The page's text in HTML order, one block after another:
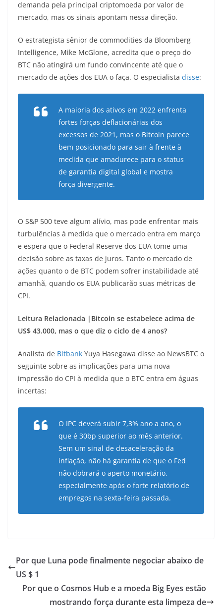
demanda pela principal criptomoeda por valor de
mercado, mas os sinais apontam nessa direção.
O estrategista sênior de commodities da Bloomberg
Intelligence, Mike McGlone, acredita que o preço do
BTC não atingirá um fundo convincente até que o
mercado de ações dos EUA o faça. O especialista disse:
A maioria dos ativos em 2022 enfrenta
fortes forças deflacionárias dos
excessos de 2021, mas o Bitcoin parece
bem posicionado para sair à frente à
medida que amadurece para o status
de garantia digital global e mostra
força divergente.
O S&P 500 teve algum alívio, mas pode enfrentar mais
turbulências à medida que o mercado entra em março
e espera que o Federal Reserve dos EUA tome uma
decisão sobre as taxas de juros. Tanto o mercado de
ações quanto o de BTC podem sofrer instabilidade até
amanhã, quando os EUA publicarão suas métricas de
CPI.
Leitura Relacionada | Bitcoin se estabelece acima de
US$ 43.000, mas o que diz o ciclo de 4 anos?
Analista de Bitbank Yuya Hasegawa disse ao NewsBTC o
seguinte sobre as implicações para uma nova
impressão do CPI à medida que o BTC entra em águas
incertas:
O IPC deverá subir 7,3% ano a ano, o
que é 30bp superior ao mês anterior.
Sem um sinal de desaceleração da
inflação, não há garantia de que o Fed
não dobrará o aperto monetário,
especialmente após o forte relatório de
empregos na sexta-feira passada.
Por que Luna pode finalmente negociar abaixo de
US $ 1
Por que o Cosmos Hub e a moeda Big Eyes estão
mostrando força durante esta limpeza de